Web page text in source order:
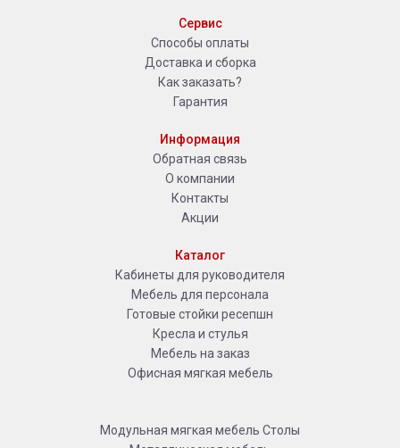
Сервис
Способы оплаты
Доставка и сборка
Как заказать?
Гарантия
Информация
Обратная связь
О компании
Контакты
Акции
Каталог
Кабинеты для руководителя
Мебель для персонала
Готовые стойки ресепшн
Кресла и стулья
Мебель на заказ
Офисная мягкая мебель
Модульная мягкая мебель Столы